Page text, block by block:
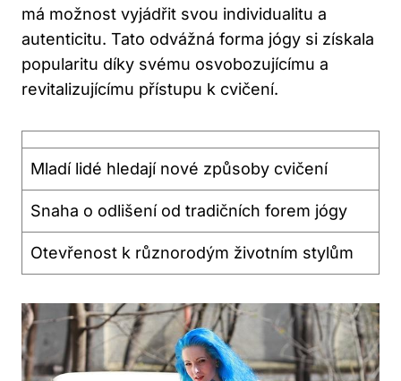
má možnost vyjádřit svou individualitu a
autenticitu. Tato odvážná forma ⁢jógy si⁤ získala
popularitu díky ⁤svému osvobozujícímu a
revitalizujícímu přístupu‍ k cvičení.
Mladí lidé ‌hledají nové způsoby cvičení
Snaha o odlišení od tradičních‍ forem jógy
Otevřenost‌ k různorodým životním stylům